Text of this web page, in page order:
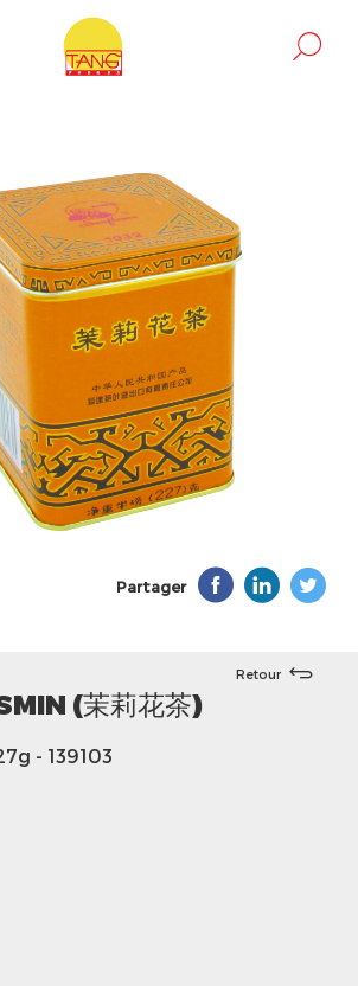
Partager
Retour
(茉莉花茶)
- 139103